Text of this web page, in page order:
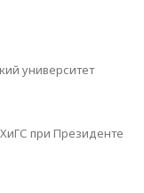
университет
при Президенте